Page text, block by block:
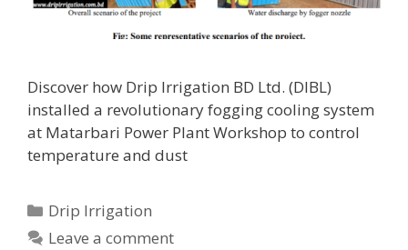
Discover how Drip Irrigation BD Ltd. (DIBL)
installed a revolutionary fogging cooling system
at Matarbari Power Plant Workshop to control
temperature and dust
Categories
Drip Irrigation
Leave a comment